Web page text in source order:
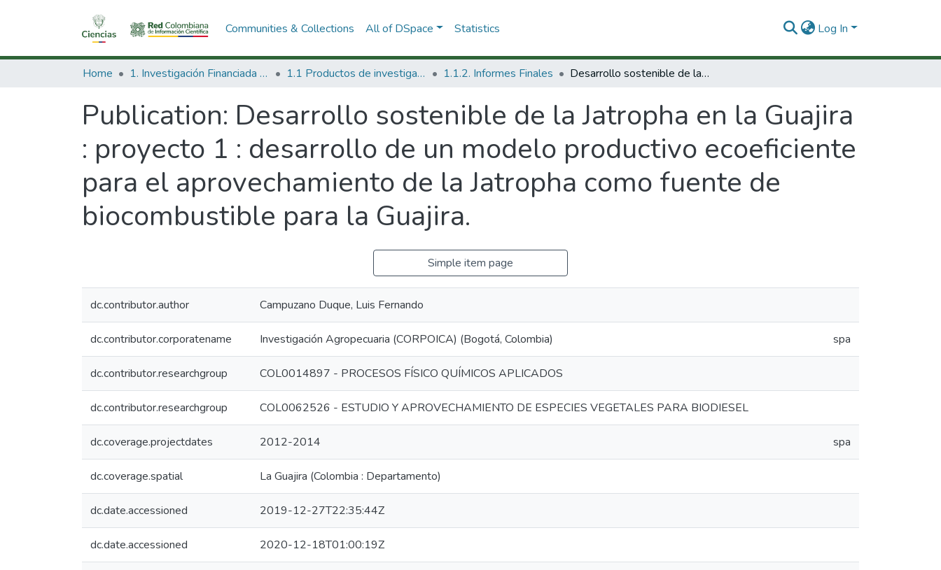
Communities & Collections All of DSpace Statistics Log In
Home 1. Investigación Financiada con Recursos Públicos 1.1 Productos de investigación 1.1.2. Informes Finales Desarrollo sostenible de la Jatropha en la Guajira : proyecto 1 : desarrollo de un modelo productivo ecoeficiente para el aprovechamiento de la Jatropha como fuente de biocombustible para la Guajira.
Publication: Desarrollo sostenible de la Jatropha en la Guajira
: proyecto 1 : desarrollo de un modelo productivo ecoeficiente
para el aprovechamiento de la Jatropha como fuente de
biocombustible para la Guajira.
Simple item page
dc.contributor.author Campuzano Duque, Luis Fernando
dc.contributor.corporatename Investigación Agropecuaria (CORPOICA) (Bogotá, Colombia) spa
dc.contributor.researchgroup COL0014897 - PROCESOS FÍSICO QUÍMICOS APLICADOS
dc.contributor.researchgroup COL0062526 - ESTUDIO Y APROVECHAMIENTO DE ESPECIES VEGETALES PARA BIODIESEL
dc.coverage.projectdates 2012-2014 spa
dc.coverage.spatial La Guajira (Colombia : Departamento)
dc.date.accessioned 2019-12-27T22:35:44Z
dc.date.accessioned 2020-12-18T01:00:19Z